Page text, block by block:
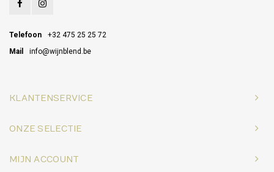
Telefoon
+32 475 25 25 72
Mail
info@wijnblend.be
KLANTENSERVICE
ONZE SELECTIE
MIJN ACCOUNT